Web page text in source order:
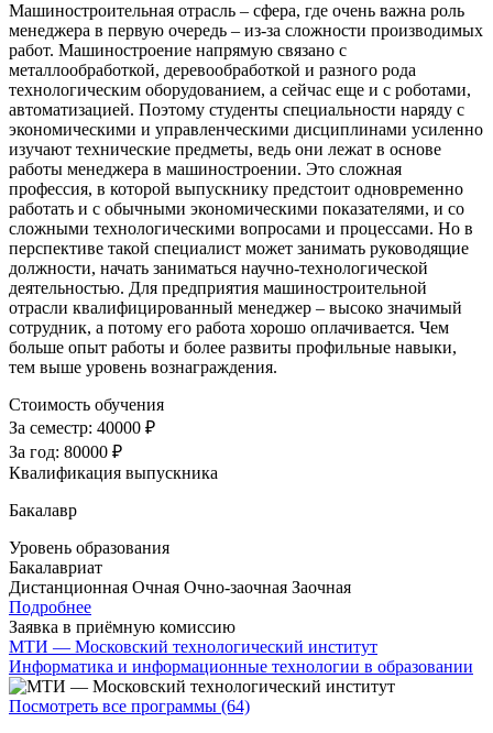
Машиностроительная отрасль – сфера, где очень важна роль
менеджера в первую очередь – из-за сложности производимых
работ. Машиностроение напрямую связано с
металлообработкой, деревообработкой и разного рода
технологическим оборудованием, а сейчас еще и с роботами,
автоматизацией. Поэтому студенты специальности наряду с
экономическими и управленческими дисциплинами усиленно
изучают технические предметы, ведь они лежат в основе
работы менеджера в машиностроении. Это сложная
профессия, в которой выпускнику предстоит одновременно
работать и с обычными экономическими показателями, и со
сложными технологическими вопросами и процессами. Но в
перспективе такой специалист может занимать руководящие
должности, начать заниматься научно-технологической
деятельностью. Для предприятия машиностроительной
отрасли квалифицированный менеджер – высоко значимый
сотрудник, а потому его работа хорошо оплачивается. Чем
больше опыт работы и более развиты профильные навыки,
тем выше уровень вознаграждения.
Стоимость обучения
За семестр: 40000 ₽
За год: 80000 ₽
Квалификация выпускника
Бакалавр
Уровень образования
Бакалавриат
Дистанционная Очная Очно-заочная Заочная
Подробнее
Заявка в приёмную комиссию
МТИ — Московский технологический институт
Информатика и информационные технологии в образовании
Посмотреть все программы (64)